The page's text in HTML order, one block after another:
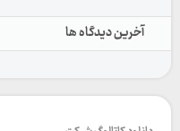
آخرین دیدگاه ها